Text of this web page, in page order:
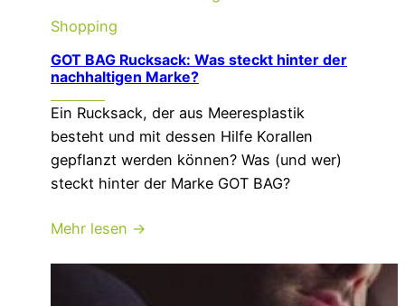
Shopping
GOT BAG Rucksack: Was steckt hinter der
nachhaltigen Marke?
Ein Rucksack, der aus Meeresplastik
besteht und mit dessen Hilfe Korallen
gepflanzt werden können? Was (und wer)
steckt hinter der Marke GOT BAG?
Mehr lesen →